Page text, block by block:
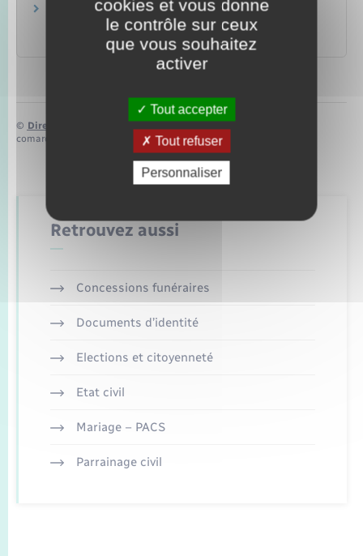
Hébergement d'une personne en situation de
Social – Santé
© Direction de l’information légale et administrative
comarquage developpé par
baseo.io
Retrouvez aussi
Concessions funéraires
Documents d’identité
Elections et citoyenneté
Etat civil
Mariage – PACS
Parrainage civil
cookies et vous donne
le contrôle sur ceux
que vous souhaitez
activer
Tout accepter
Tout refuser
Personnaliser